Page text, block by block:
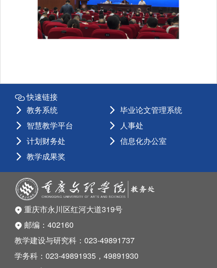
快速链接
教务系统
毕业论文管理系统
智慧教学平台
人事处
计划财务处
信息化办公室
教学成果奖
重庆市永川区红河大道319号
邮编：402160
教学建设与研究科：023-49891737
学务科：023-49891935，49891930